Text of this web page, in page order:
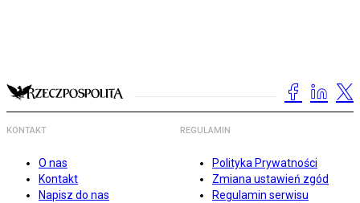
KONTAKT
O nas
Kontakt
Napisz do nas
REGULAMIN
Polityka Prywatności
Zmiana ustawień zgód
Regulamin serwisu